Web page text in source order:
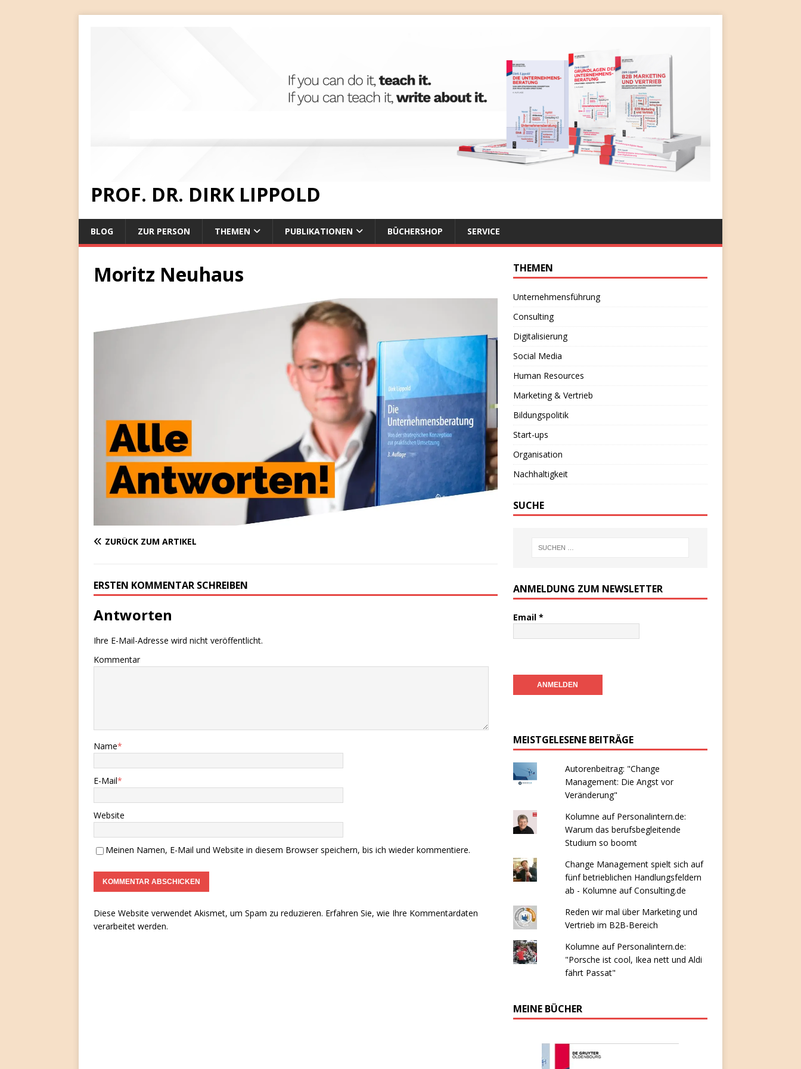
PROF. DR. DIRK LIPPOLD
BLOG ZUR PERSON THEMEN PUBLIKATIONEN BÜCHERSHOP SERVICE
Moritz Neuhaus
ZURÜCK ZUM ARTIKEL
ERSTEN KOMMENTAR SCHREIBEN
Antworten
Ihre E-Mail-Adresse wird nicht veröffentlicht.
Kommentar
Name*
E-Mail*
Website
Meinen Namen, E-Mail und Website in diesem Browser speichern, bis ich wieder kommentiere.
Diese Website verwendet Akismet, um Spam zu reduzieren. Erfahren Sie, wie Ihre Kommentardaten
verarbeitet werden.
THEMEN
Unternehmensführung
Consulting
Digitalisierung
Social Media
Human Resources
Marketing & Vertrieb
Bildungspolitik
Start-ups
Organisation
Nachhaltigkeit
SUCHE
ANMELDUNG ZUM NEWSLETTER
Email *
MEISTGELESENE BEITRÄGE
Autorenbeitrag: "Change
Management: Die Angst vor
Veränderung"
Kolumne auf Personalintern.de:
Warum das berufsbegleitende
Studium so boomt
Change Management spielt sich auf
fünf betrieblichen Handlungsfeldern
ab - Kolumne auf Consulting.de
Reden wir mal über Marketing und
Vertrieb im B2B-Bereich
Kolumne auf Personalintern.de:
"Porsche ist cool, Ikea nett und Aldi
fährt Passat"
MEINE BÜCHER